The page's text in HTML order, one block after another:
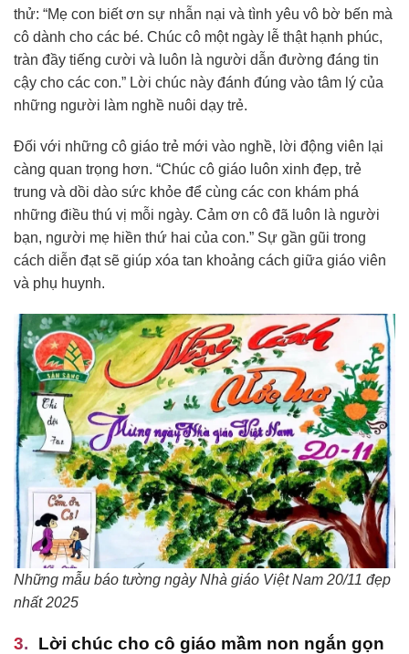
thử: “Mẹ con biết ơn sự nhẫn nại và tình yêu vô bờ bến mà
cô dành cho các bé. Chúc cô một ngày lễ thật hạnh phúc,
tràn đầy tiếng cười và luôn là người dẫn đường đáng tin
cậy cho các con.” Lời chúc này đánh đúng vào tâm lý của
những người làm nghề nuôi dạy trẻ.
Đối với những cô giáo trẻ mới vào nghề, lời động viên lại
càng quan trọng hơn. “Chúc cô giáo luôn xinh đẹp, trẻ
trung và dồi dào sức khỏe để cùng các con khám phá
những điều thú vị mỗi ngày. Cảm ơn cô đã luôn là người
bạn, người mẹ hiền thứ hai của con.” Sự gần gũi trong
cách diễn đạt sẽ giúp xóa tan khoảng cách giữa giáo viên
và phụ huynh.
Những mẫu báo tường ngày Nhà giáo Việt Nam 20/11 đẹp
nhất 2025
Lời chúc cho cô giáo mầm non ngắn gọn